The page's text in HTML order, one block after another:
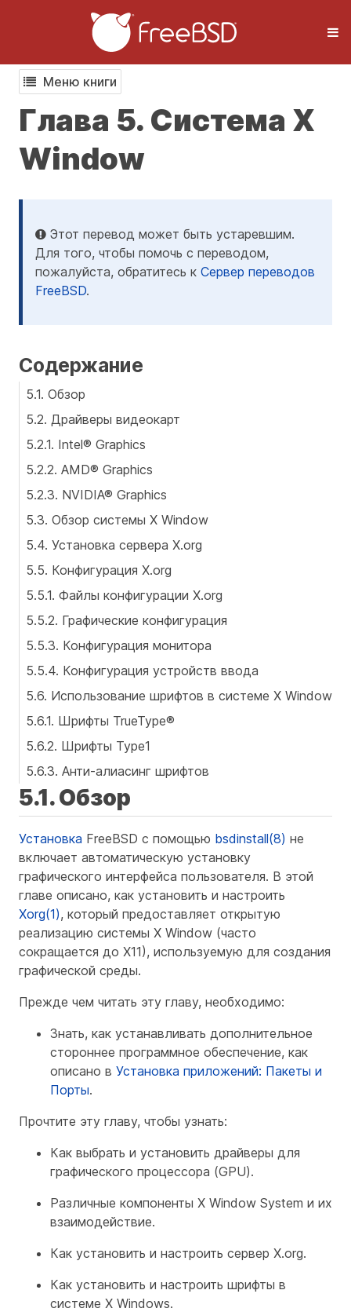
Меню книги
Глава 5. Система X
Window
Этот перевод может быть устаревшим.
Для того, чтобы помочь с переводом,
пожалуйста, обратитесь к Сервер переводов
FreeBSD.
Содержание
5.1. Обзор
5.2. Драйверы видеокарт
5.2.1. Intel® Graphics
5.2.2. AMD® Graphics
5.2.3. NVIDIA® Graphics
5.3. Обзор системы X Window
5.4. Установка сервера X.org
5.5. Конфигурация X.org
5.5.1. Файлы конфигурации X.org
5.5.2. Графические конфигурация
5.5.3. Конфигурация монитора
5.5.4. Конфигурация устройств ввода
5.6. Использование шрифтов в системе X Window
5.6.1. Шрифты TrueType®
5.6.2. Шрифты Type1
5.6.3. Анти-алиасинг шрифтов
5.1. Обзор
Установка FreeBSD с помощью bsdinstall(8) не
включает автоматическую установку
графического интерфейса пользователя. В этой
главе описано, как установить и настроить
Xorg(1), который предоставляет открытую
реализацию системы X Window (часто
сокращается до X11), используемую для создания
графической среды.
Прежде чем читать эту главу, необходимо:
Знать, как устанавливать дополнительное
стороннее программное обеспечение, как
описано в Установка приложений: Пакеты и
Порты.
Прочтите эту главу, чтобы узнать:
Как выбрать и установить драйверы для
графического процессора (GPU).
Различные компоненты X Window System и их
взаимодействие.
Как установить и настроить сервер X.org.
Как установить и настроить шрифты в
системе X Windows.